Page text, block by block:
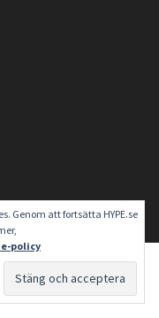
Genom att fortsätta HYPE.se
policy